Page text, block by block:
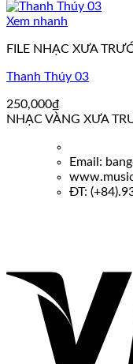
Xem nhanh
FILE NHẠC XƯA
Thanh Thúy 03
250,000₫
NHẠC VÀNG XƯA
Email:
ĐT: